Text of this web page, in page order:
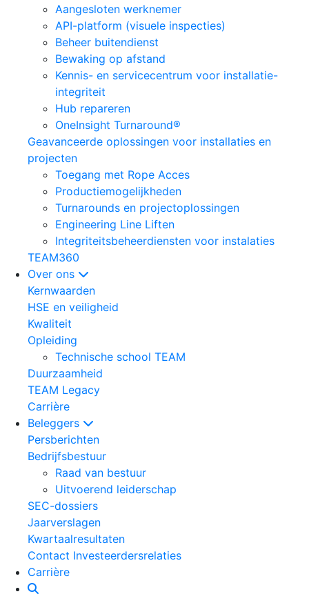
Aangesloten werknemer
API-platform (visuele inspecties)
Beheer buitendienst
Bewaking op afstand
Kennis- en servicecentrum voor installatie-
integriteit
Hub repareren
OneInsight Turnaround®
Geavanceerde oplossingen voor installaties en
projecten
Toegang met Rope Acces
Productiemogelijkheden
Turnarounds en projectoplossingen
Engineering Line Liften
Integriteitsbeheerdiensten voor instalaties
TEAM360
Over ons
Kernwaarden
HSE en veiligheid
Kwaliteit
Opleiding
Technische school TEAM
Duurzaamheid
TEAM Legacy
Carrière
Beleggers
Persberichten
Bedrijfsbestuur
Raad van bestuur
Uitvoerend leiderschap
SEC-dossiers
Jaarverslagen
Kwartaalresultaten
Contact Investeerdersrelaties
Carrière